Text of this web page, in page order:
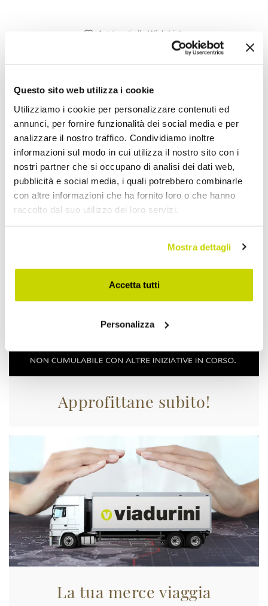
Questo sito web utilizza i cookie
Utilizziamo i cookie per personalizzare contenuti ed
annunci, per fornire funzionalità dei social media e per
analizzare il nostro traffico. Condividiamo inoltre
informazioni sul modo in cui utilizza il nostro sito con i
nostri partner che si occupano di analisi dei dati web,
pubblicità e social media, i quali potrebbero combinarle
con altre informazioni che ha fornito loro o che hanno
raccolto dal suo utilizzo dei loro servizi.
Mostra dettagli
Accetta tutti
Personalizza
Aggiungi alla Wish List
Invia la tua opinione su questo prodotto Stampa
Condividi
Rubinetteria Bidet
Approfittane subito!
La tua merce viaggia